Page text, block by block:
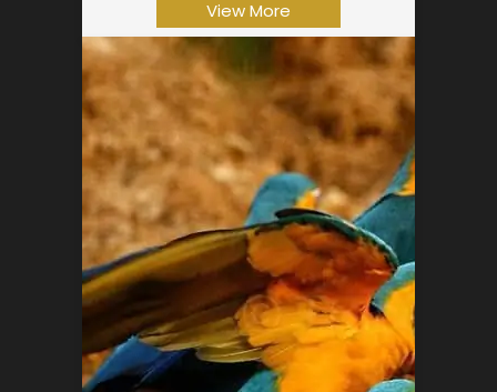
View More